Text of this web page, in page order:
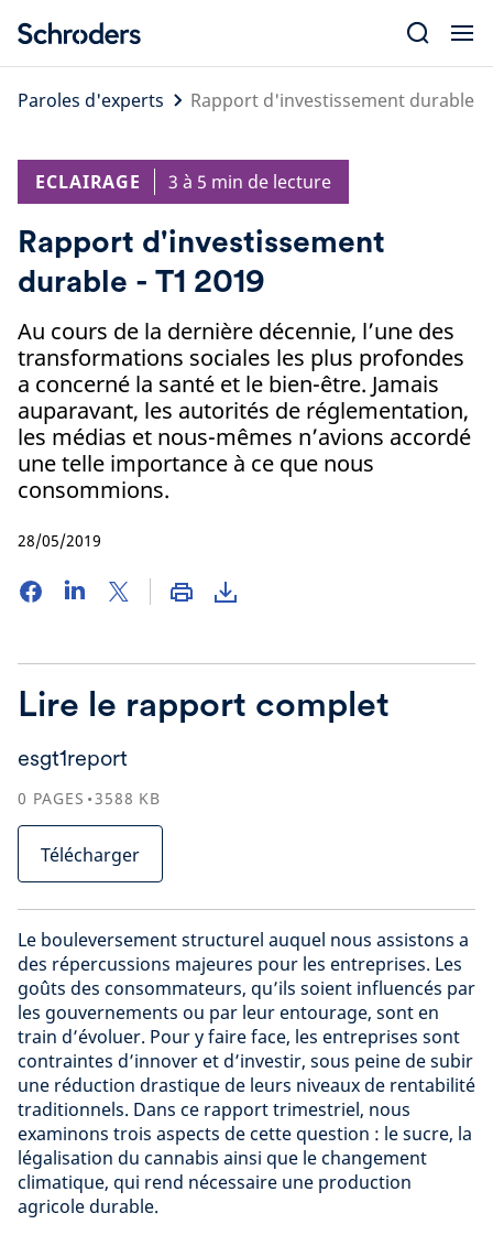
content
Paroles d'experts
Rapport d'investissement durable -
ECLAIRAGE 3 à 5 min de lecture
Rapport d'investissement
durable - T1 2019
Au cours de la dernière décennie, l’une des
transformations sociales les plus profondes
a concerné la santé et le bien-être. Jamais
auparavant, les autorités de réglementation,
les médias et nous-mêmes n’avions accordé
une telle importance à ce que nous
consommions.
28/05/2019
Lire le rapport complet
esgt1report
0 PAGES 3588 KB
Télécharger
Le bouleversement structurel auquel nous assistons a
des répercussions majeures pour les entreprises. Les
goûts des consommateurs, qu’ils soient influencés par
les gouvernements ou par leur entourage, sont en
train d’évoluer. Pour y faire face, les entreprises sont
contraintes d’innover et d’investir, sous peine de subir
une réduction drastique de leurs niveaux de rentabilité
traditionnels. Dans ce rapport trimestriel, nous
examinons trois aspects de cette question : le sucre, la
légalisation du cannabis ainsi que le changement
climatique, qui rend nécessaire une production
agricole durable.